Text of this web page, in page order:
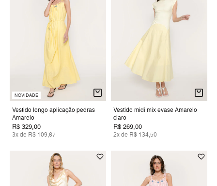
NOVIDADE
Vestido longo aplicação pedras
Amarelo
R$ 329,00
3x de R$ 109,67
Vestido midi mix evase Amarelo
claro
R$ 269,00
2x de R$ 134,50